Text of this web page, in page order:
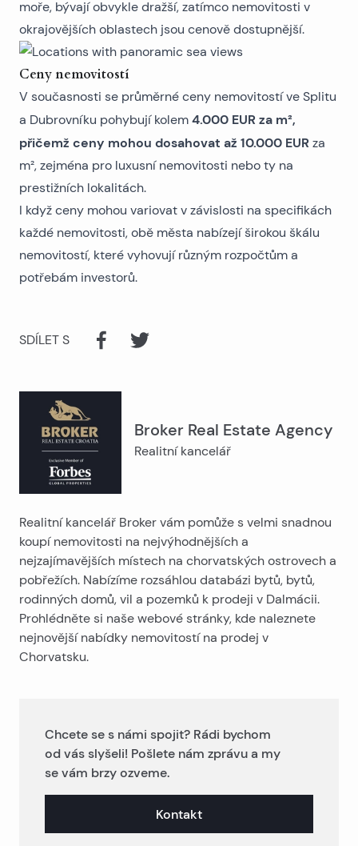
moře, bývají obvykle dražší, zatímco nemovitosti v
okrajovějších oblastech jsou cenově dostupnější.
Ceny nemovitostí
V současnosti se průměrné ceny nemovitostí ve Splitu
a Dubrovníku pohybují kolem 4.000 EUR za m²,
přičemž ceny mohou dosahovat až 10.000 EUR za
m², zejména pro luxusní nemovitosti nebo ty na
prestižních lokalitách.
I když ceny mohou variovat v závislosti na specifikách
každé nemovitosti, obě města nabízejí širokou škálu
nemovitostí, které vyhovují různým rozpočtům a
potřebám investorů.
SDÍLET S
Broker Real Estate Agency
Realitní kancelář
Realitní kancelář Broker vám pomůže s velmi snadnou
koupí nemovitosti na nejvýhodnějších a
nejzajímavějších místech na chorvatských ostrovech a
pobřežích. Nabízíme rozsáhlou databázi bytů, bytů,
rodinných domů, vil a pozemků k prodeji v Dalmácii.
Prohlédněte si naše webové stránky, kde naleznete
nejnovější nabídky nemovitostí na prodej v
Chorvatsku.
Chcete se s námi spojit? Rádi bychom
od vás slyšeli! Pošlete nám zprávu a my
se vám brzy ozveme.
Kontakt